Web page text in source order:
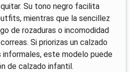
Su tono negro facilita
mientras que la sencillez
de rozaduras o incomodidad
Si priorizas un calzado
este modelo puede
de calzado infantil.